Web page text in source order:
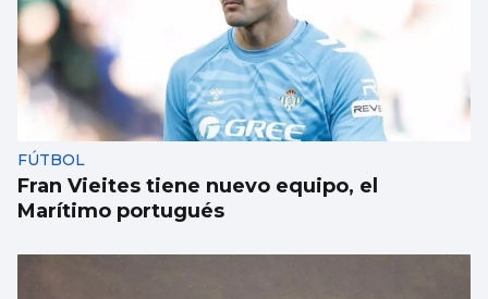
Un turista en Galicia, contagiado con
hantavirus
FÚTBOL
Fran Vieites tiene nuevo equipo, el
Marítimo portugués